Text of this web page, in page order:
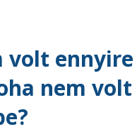
volt
nem